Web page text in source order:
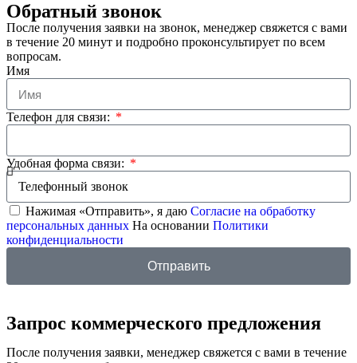
Обратный звонок
После получения заявки на звонок, менеджер свяжется с вами
в течение 20 минут и подробно проконсультирует по всем
вопросам.
Имя
Телефон для связи:
Удобная форма связи:
Нажимая «Отправить», я даю Согласие на обработку
персональных данных На основании Политики
конфиденциальности
Отправить
Запрос коммерческого предложения
После получения заявки, менеджер свяжется с вами в течение